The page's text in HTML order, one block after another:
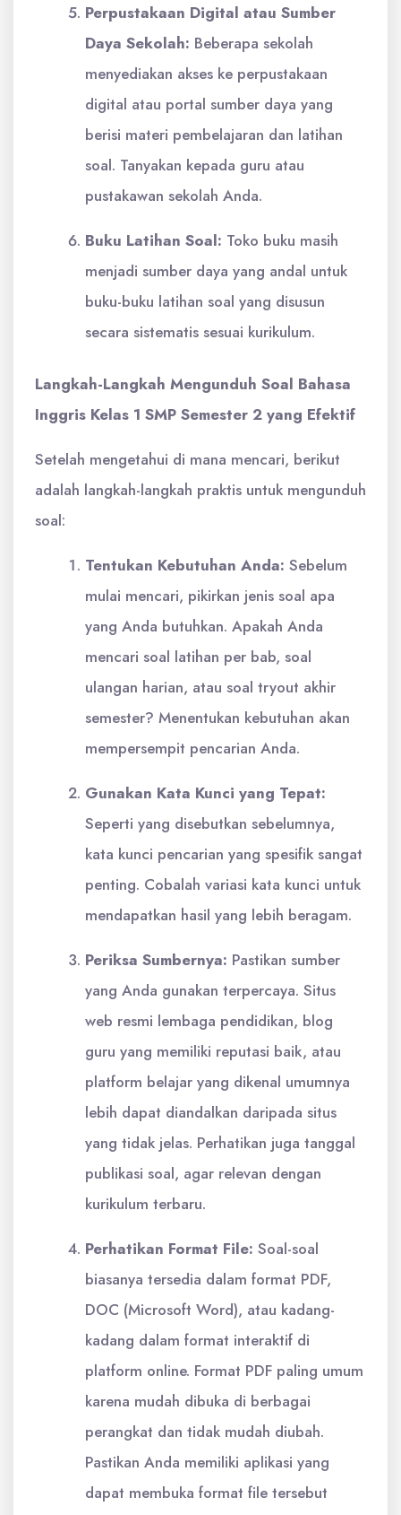
Perpustakaan Digital atau Sumber
Daya Sekolah: Beberapa sekolah
menyediakan akses ke perpustakaan
digital atau portal sumber daya yang
berisi materi pembelajaran dan latihan
soal. Tanyakan kepada guru atau
pustakawan sekolah Anda.
Buku Latihan Soal: Toko buku masih
menjadi sumber daya yang andal untuk
buku-buku latihan soal yang disusun
secara sistematis sesuai kurikulum.
Langkah-Langkah Mengunduh Soal Bahasa
Inggris Kelas 1 SMP Semester 2 yang Efektif
Setelah mengetahui di mana mencari, berikut
adalah langkah-langkah praktis untuk mengunduh
soal:
Tentukan Kebutuhan Anda: Sebelum
mulai mencari, pikirkan jenis soal apa
yang Anda butuhkan. Apakah Anda
mencari soal latihan per bab, soal
ulangan harian, atau soal tryout akhir
semester? Menentukan kebutuhan akan
mempersempit pencarian Anda.
Gunakan Kata Kunci yang Tepat:
Seperti yang disebutkan sebelumnya,
kata kunci pencarian yang spesifik sangat
penting. Cobalah variasi kata kunci untuk
mendapatkan hasil yang lebih beragam.
Periksa Sumbernya: Pastikan sumber
yang Anda gunakan terpercaya. Situs
web resmi lembaga pendidikan, blog
guru yang memiliki reputasi baik, atau
platform belajar yang dikenal umumnya
lebih dapat diandalkan daripada situs
yang tidak jelas. Perhatikan juga tanggal
publikasi soal, agar relevan dengan
kurikulum terbaru.
Perhatikan Format File: Soal-soal
biasanya tersedia dalam format PDF,
DOC (Microsoft Word), atau kadang-
kadang dalam format interaktif di
platform online. Format PDF paling umum
karena mudah dibuka di berbagai
perangkat dan tidak mudah diubah.
Pastikan Anda memiliki aplikasi yang
dapat membuka format file tersebut